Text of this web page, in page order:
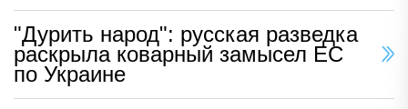
"Дурить народ": русская разведка
раскрыла коварный замысел ЕС
по Украине